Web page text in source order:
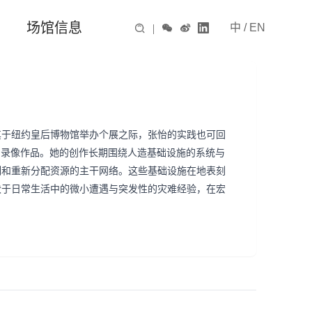
中 / EN
 |   
场馆信息
纽约皇后博物馆举办个展之际，张怡的实践也可回
像作品。她的创作长期围绕人造基础设施的系统与
重新分配资源的主干网络。这些基础设施在地表刻
日常生活中的微小遭遇与突发性的灾难经验，在宏